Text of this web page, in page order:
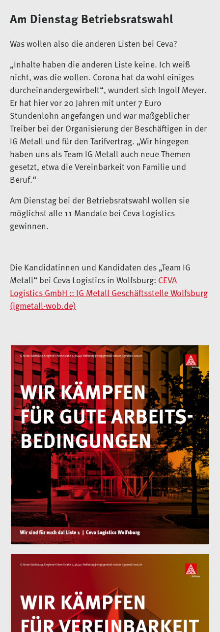
Am Dienstag Betriebsratswahl
Was wollen also die anderen Listen bei Ceva?
„Inhalte haben die anderen Liste keine. Ich weiß
nicht, was die wollen. Corona hat da wohl einiges
durcheinandergewirbelt“, wundert sich Ingolf Meyer.
Er hat hier vor 20 Jahren mit unter 7 Euro
Stundenlohn angefangen und war maßgeblicher
Treiber bei der Organisierung der Beschäftigen in der
IG Metall und für den Tarifvertrag. „Wir hingegen
haben uns als Team IG Metall auch neue Themen
gesetzt, etwa die Vereinbarkeit von Familie und
Beruf.“
Am Dienstag bei der Betriebsratswahl wollen sie
möglichst alle 11 Mandate bei Ceva Logistics
gewinnen.
Die Kandidatinnen und Kandidaten des „Team IG
Metall“ bei Ceva Logistics in Wolfsburg: CEVA
Logistics GmbH :: IG Metall Geschäftsstelle Wolfsburg
(igmetall-wob.de)